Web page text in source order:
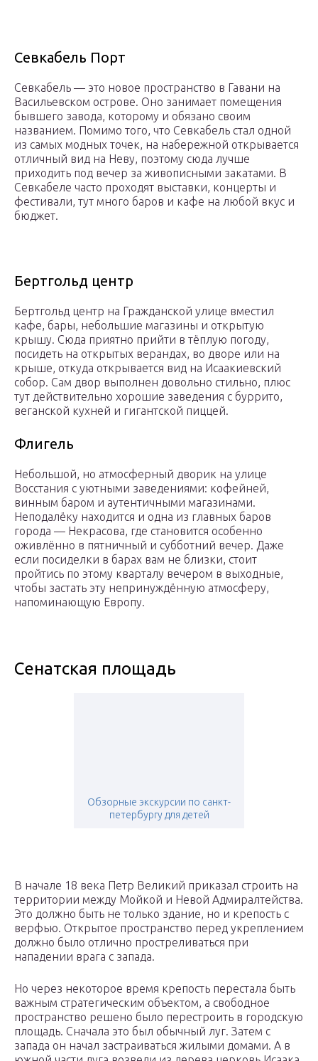
Севкабель Порт
Севкабель — это новое пространство в Гавани на
Васильевском острове. Оно занимает помещения
бывшего завода, которому и обязано своим
названием. Помимо того, что Севкабель стал одной
из самых модных точек, на набережной открывается
отличный вид на Неву, поэтому сюда лучше
приходить под вечер за живописными закатами. В
Севкабеле часто проходят выставки, концерты и
фестивали, тут много баров и кафе на любой вкус и
бюджет.
Бертгольд центр
Бертгольд центр на Гражданской улице вместил
кафе, бары, небольшие магазины и открытую
крышу. Сюда приятно прийти в тёплую погоду,
посидеть на открытых верандах, во дворе или на
крыше, откуда открывается вид на Исаакиевский
собор. Сам двор выполнен довольно стильно, плюс
тут действительно хорошие заведения с буррито,
веганской кухней и гигантской пиццей.
Флигель
Небольшой, но атмосферный дворик на улице
Восстания с уютными заведениями: кофейней,
винным баром и аутентичными магазинами.
Неподалёку находится и одна из главных баров
города — Некрасова, где становится особенно
оживлённо в пятничный и субботний вечер. Даже
если посиделки в барах вам не близки, стоит
пройтись по этому кварталу вечером в выходные,
чтобы застать эту непринуждённую атмосферу,
напоминающую Европу.
Сенатская площадь
Обзорные экскурсии по санкт-
петербургу для детей
В начале 18 века Петр Великий приказал строить на
территории между Мойкой и Невой Адмиралтейства.
Это должно быть не только здание, но и крепость с
верфью. Открытое пространство перед укреплением
должно было отлично простреливаться при
нападении врага с запада.
Но через некоторое время крепость перестала быть
важным стратегическим объектом, а свободное
пространство решено было перестроить в городскую
площадь. Сначала это был обычный луг. Затем с
запада он начал застраиваться жилыми домами. А в